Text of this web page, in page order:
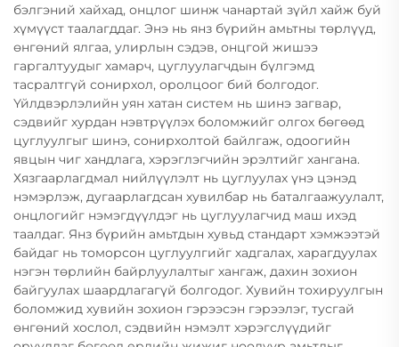
бэлгэний хайхад, онцлог шинж чанартай зүйл хайж буй
хүмүүст таалагддаг. Энэ нь янз бүрийн амьтны төрлүүд,
өнгөний ялгаа, улирлын сэдэв, онцгой жишээ
гаргалтуудыг хамарч, цуглуулагчдын бүлгэмд
тасралтгүй сонирхол, оролцоог бий болгодог.
Үйлдвэрлэлийн уян хатан систем нь шинэ загвар,
сэдвийг хурдан нэвтрүүлэх боломжийг олгох бөгөөд
цуглуулгыг шинэ, сонирхолтой байлгаж, одоогийн
явцын чиг хандлага, хэрэглэгчийн эрэлтийг хангана.
Хязгаарлагдмал нийлүүлэлт нь цуглуулах үнэ цэнэд
нэмэрлэж, дугаарлагдсан хувилбар нь баталгаажуулалт,
онцлогийг нэмэгдүүлдэг нь цуглуулагчид маш ихэд
таалдаг. Янз бүрийн амьтдын хувьд стандарт хэмжээтэй
байдаг нь томорсон цуглуулгийг хадгалах, харагдуулах
нэгэн төрлийн байрлуулалтыг хангаж, дахин зохион
байгуулах шаардлагагүй болгодог. Хувийн тохируулгын
боломжид хувийн зохион гэрээсэн гэрээлэг, тусгай
өнгөний хослол, сэдвийн нэмэлт хэрэгслүүдийг